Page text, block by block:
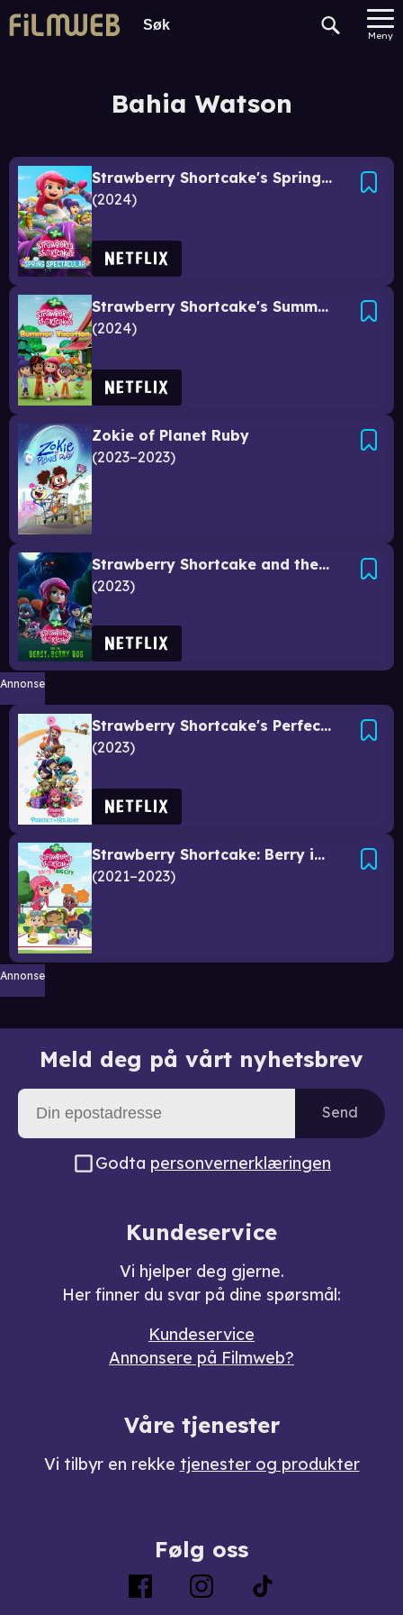
Meny
Bahia Watson
Strawberry Shortcake's Spring Spectacular
2024
Strawberry Shortcake's Summer Vacation
2024
Zokie of Planet Ruby
2023–2023
Strawberry Shortcake and the Beast of Berry Bog
2023
Annonse
Strawberry Shortcake's Perfect Holiday
2023
Strawberry Shortcake: Berry in the Big City
2021–2023
Annonse
Meld deg på vårt nyhetsbrev
Send
Godta personvernerklæringen
Kundeservice
Vi hjelper deg gjerne.
Her finner du svar på dine spørsmål:
Kundeservice
Annonsere på Filmweb?
Våre tjenester
Vi tilbyr en rekke tjenester og produkter
Følg oss